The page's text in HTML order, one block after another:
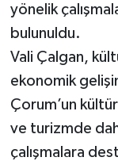
yönelik
bulunuldu.
Vali Çalgan,
ekonomik
Çorum’un
ve turizmde
çalışmalara